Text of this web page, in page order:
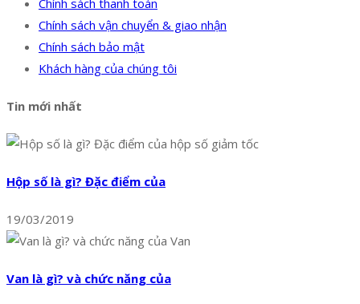
Chính sách thanh toán
Chính sách vận chuyển & giao nhận
Chính sách bảo mật
Khách hàng của chúng tôi
Tin mới nhất
Hộp số là gì? Đặc điểm của
19/03/2019
Van là gì? và chức năng của